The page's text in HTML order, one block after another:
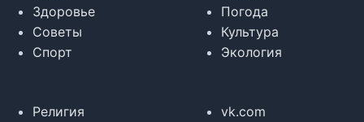
Здоровье
Советы
Спорт
Погода
Культура
Экология
Религия
vk.com